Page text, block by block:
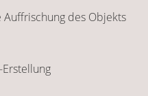
des Objekts